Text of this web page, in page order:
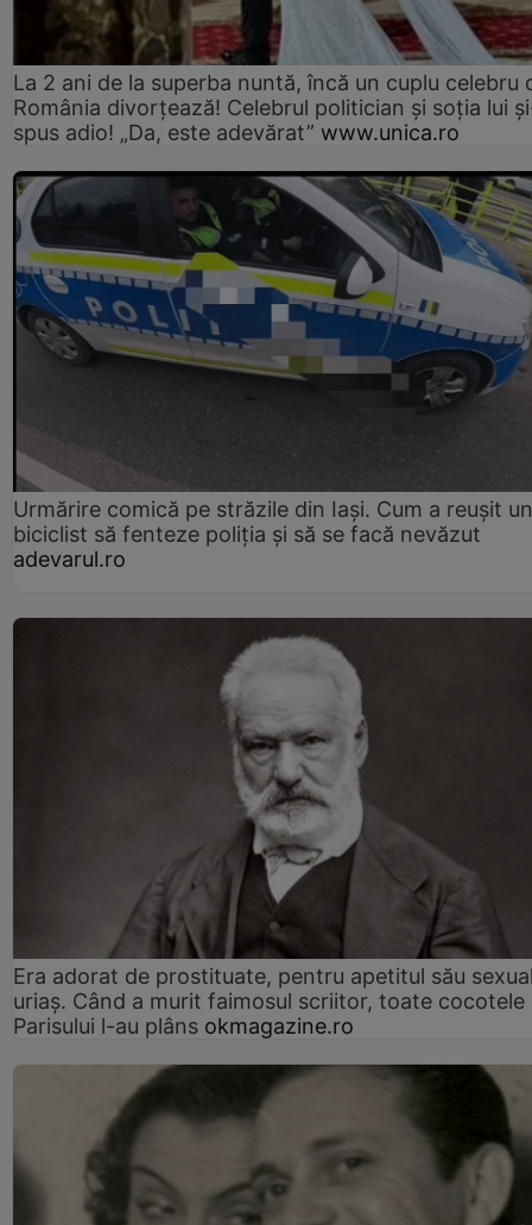
La 2 ani de la superba nuntă, încă un cuplu celebru
România divorțează! Celebrul politician și soția lui
spus adio! „Da, este adevărat” www.unica.ro
Urmărire comică pe străzile din Iași. Cum a reușit un
biciclist să fenteze poliția și să se facă nevăzut
adevarul.ro
Era adorat de prostituate, pentru apetitul său
uriaș. Când a murit faimosul scriitor, toate cocotele
Parisului l-au plâns okmagazine.ro